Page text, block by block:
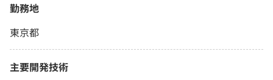
勤務地
東京都
主要開発技術